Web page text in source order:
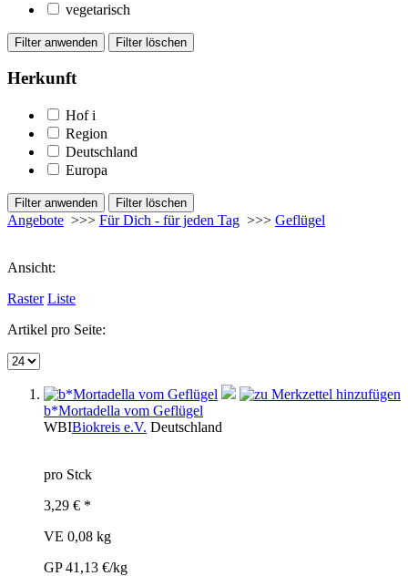
vegetarisch
Herkunft
Hof i
Region
Deutschland
Europa
Angebote >>> Für Dich - für jeden Tag >>> Geflügel
Ansicht:
Raster Liste
Artikel pro Seite:
b*Mortadella vom Geflügel
WBIBiokreis e.V. Deutschland
pro Stck
3,29 € *
VE 0,08 kg
GP 41,13 €/kg